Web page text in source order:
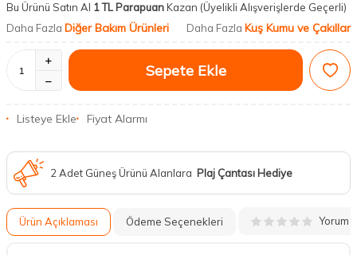
Bu Ürünü Satın Al 1 TL ParapuanKazan (Üyelikli Alışverişlerde Geçerli)
Daha Fazla Diğer Bakım Ürünleri Daha Fazla Kuş Kumu ve Çakıllar
Sepete Ekle
Listeye Ekle Fiyat Alarmı
2 Adet Güneş Ürünü Alanlara Plaj Çantası Hediye
Ürün Açıklaması Ödeme Seçenekleri Yorum